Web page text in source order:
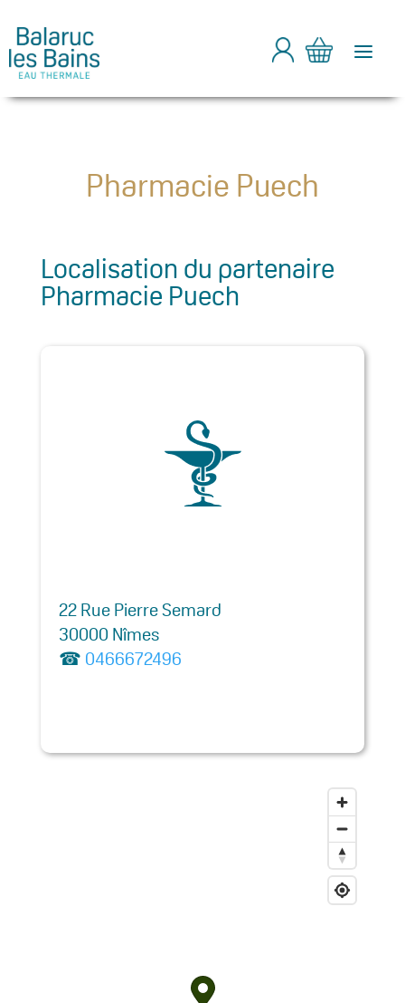
a
Pharmacie Puech
Localisation du partenaire
Pharmacie Puech
22 Rue Pierre Semard
30000 Nîmes
☎ 0466672496